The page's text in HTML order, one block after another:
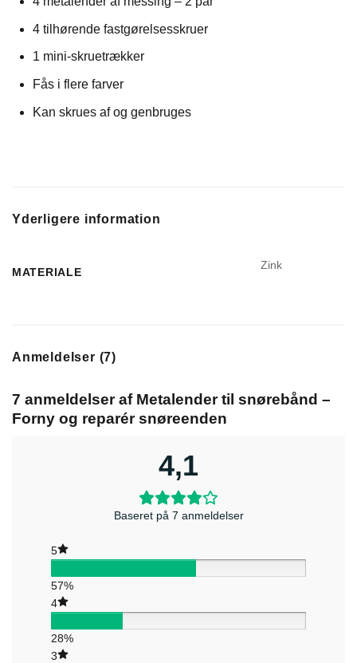
4 tilhørende fastgørelsesskruer
1 mini-skruetrækker
Fås i flere farver
Kan skrues af og genbruges
Yderligere information
MATERIALE
Zink
Anmeldelser (7)
7 anmeldelser af Metalender til snørebånd –
Forny og reparér snøreenden
4,1
Baseret på 7 anmeldelser
5
57%
4
28%
3